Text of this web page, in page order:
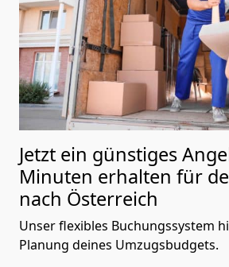
Jetzt ein günstiges
Minuten erhalten für
nach Österreich
Unser flexibles Buchungssystem
Planung deines Umzugsbudgets.